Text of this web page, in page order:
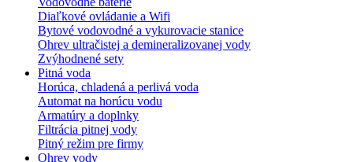
Diaľkové ovládanie a Wifi
Bytové vodovodné a vykurovacie stanice
Ohrev ultračistej a demineralizovanej vody
Zvýhodnené sety
Pitná voda
Horúca, chladená a perlivá voda
Automat na horúcu vodu
Armatúry a doplnky
Filtrácia pitnej vody
Pitný režim pre firmy
Ohrev vody